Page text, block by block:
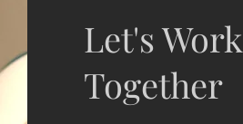
Let's Work
Together